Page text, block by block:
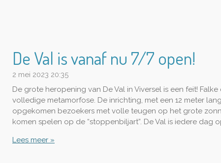
De Val is vanaf nu 7/7 open!
2 mei 2023 20:35
De grote heropening van De Val in Viversel is een feit!
volledige metamorfose. De inrichting, met een 12 meter
opgekomen bezoekers met volle teugen op het grote
komen spelen op de “stoppenbiljart”. De Val is iedere dag
Lees meer »